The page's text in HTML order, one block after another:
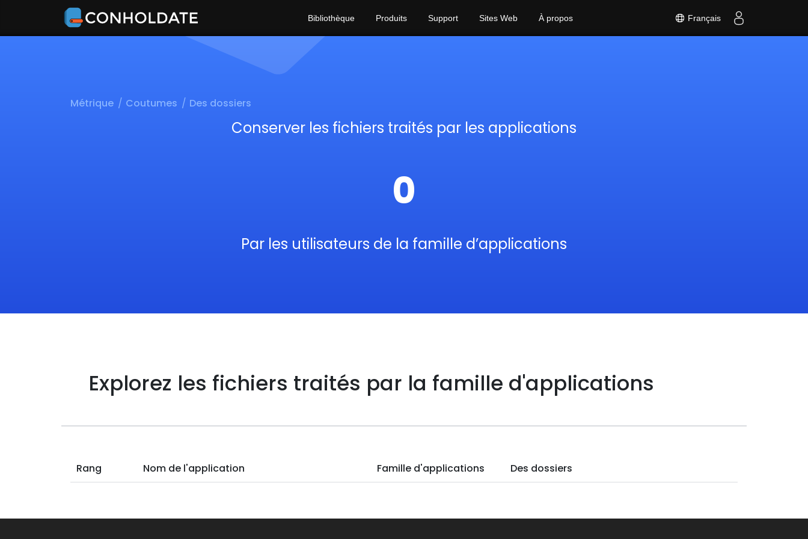
Français
Bibliothèque Produits Support Sites Web À propos
Métrique Coutumes Des dossiers
Conserver les fichiers traités par les applications
0
Par les utilisateurs de la famille d’applications
Explorez les fichiers traités par la famille d'applications
Rang Nom de l'application Famille d'applications Des dossiers